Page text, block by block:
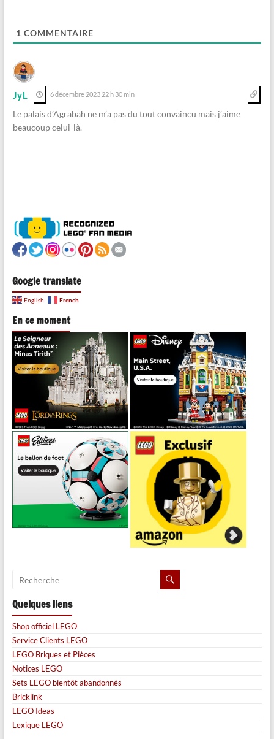
1 COMMENTAIRE
JyL 6 décembre 2023 22 h 30 min
Le palais d’Agrabah ne m’a pas du tout convaincu mais j’aime
beaucoup celui-là.
Google translate
English French
En ce moment
Quelques liens
Shop officiel LEGO
Service Clients LEGO
LEGO Briques et Pièces
Notices LEGO
Sets LEGO bientôt abandonnés
Bricklink
LEGO Ideas
Lexique LEGO